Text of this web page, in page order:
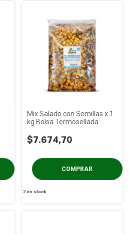
Mix Salado con Semillas x 1
kg Bolsa Termosellada
$7.674,70
2 en stock